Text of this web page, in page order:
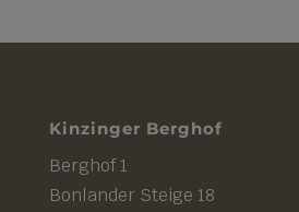
Kinzinger Berghof
Berghof 1
Bonlander Steige 18